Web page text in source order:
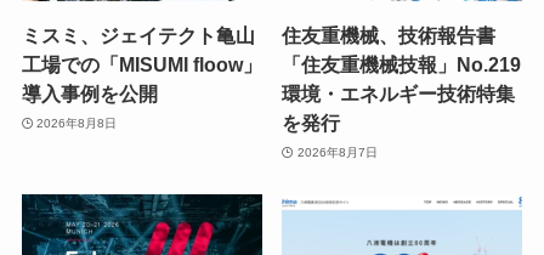
ミスミ、ジェイテクト亀山
工場での「MISUMI floow」
導入事例を公開
2026年8月8日
住友重機械、技術報告書
「住友重機械技報」No.219
環境・エネルギー技術特集
を発行
2026年8月7日